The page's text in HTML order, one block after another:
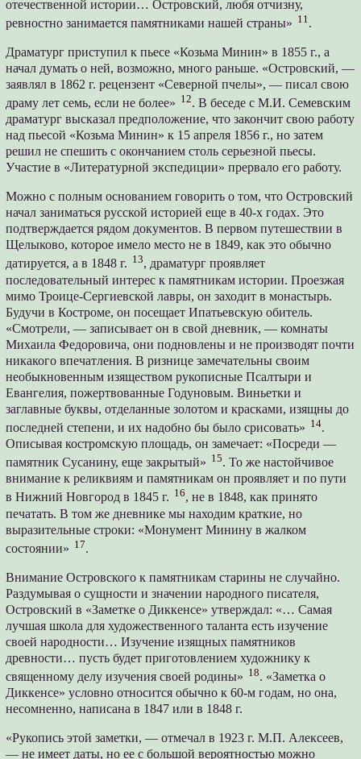
отечественной истории… Островский, любя отчизну,
ревностно занимается памятниками нашей страны» 11 .
Драматург приступил к пьесе «Козьма Минин» в 1855 г., а
начал думать о ней, возможно, много раньше. «Островский, —
заявлял в 1862 г. рецензент «Северной пчелы», — писал свою
драму лет семь, если не более» 12. В беседе с М.И. Семевским
драматург высказал предположение, что закончит свою работу
над пьесой «Козьма Минин» к 15 апреля 1856 г., но затем
решил не спешить с окончанием столь серьезной пьесы.
Участие в «Литературной экспедиции» прервало его работу.
Можно с полным основанием говорить о том, что Островский
начал заниматься русской историей еще в 40-х годах. Это
подтверждается рядом документов. В первом путешествии в
Щелыково, которое имело место не в 1849, как это обычно
датируется, а в 1848 г. 13, драматург проявляет
последовательный интерес к памятникам истории. Проезжая
мимо Троице-Сергиевской лавры, он заходит в монастырь.
Будучи в Костроме, он посещает Ипатьевскую обитель.
«Смотрели, — записывает он в свой дневник, — комнаты
Михаила Федоровича, они подновлены и не производят почти
никакого впечатления. В ризнице замечательны своим
необыкновенным изяществом рукописные Псалтыри и
Евангелия, пожертвованные Годуновым. Виньетки и
заглавные буквы, отделанные золотом и красками, изящны до
последней степени, и их надобно бы было срисовать» 14.
Описывая костромскую площадь, он замечает: «Посреди —
памятник Сусанину, еще закрытый» 15. То же настойчивое
внимание к реликвиям и памятникам он проявляет и по пути
в Нижний Новгород в 1845 г. 16, не в 1848, как принято
печатать. В том же дневнике мы находим краткие, но
выразительные строки: «Монумент Минину в жалком
состоянии» 17.
Внимание Островского к памятникам старины не случайно.
Раздумывая о сущности и значении народного писателя,
Островский в «Заметке о Диккенсе» утверждал: «… Самая
лучшая школа для художественного таланта есть изучение
своей народности… Изучение изящных памятников
древности… пусть будет приготовлением художнику к
священному делу изучения своей родины» 18. «Заметка о
Диккенсе» условно относится обычно к 60-м годам, но она,
несомненно, написана в 1847 или в 1848 г.
«Рукопись этой заметки, — отмечал в 1923 г. М.П. Алексеев,
— не имеет даты, но ее с большой вероятностью можно